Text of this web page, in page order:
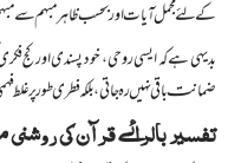
کے لئے مجمل آیات اور بحسب ظاہر مبہم سے
بدیہی ہے کہ ایسی روحی، خود پسندی اور
ضمانت باقی نہیں رہ جاتی، بلکہ فطری طور پر
تفسیر بالرائے قرآن کی